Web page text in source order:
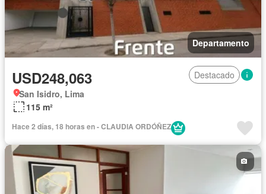
Departamento
USD248,063
Destacado
San Isidro, Lima
115 m²
Hace 2 días, 18 horas en - CLAUDIA ORDÓÑEZ